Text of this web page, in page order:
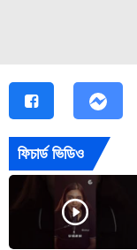
ফিচার্ড ভিডিও